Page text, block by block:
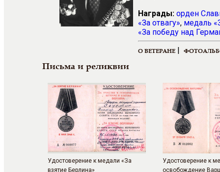
Награды: орден
«За отвагу», медаль
«За победу над
О ВЕТЕРАНЕ |
Письма и реликвии
Удостоверение к медали «За
взятие Берлина»
Удостоверение к
освобождение